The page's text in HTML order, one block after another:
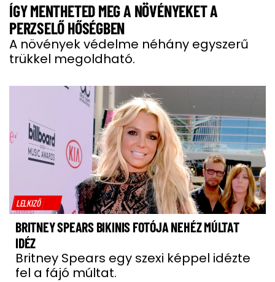
ÍGY MENTHETED MEG A NÖVÉNYEKET A
PERZSELŐ HŐSÉGBEN
A növények védelme néhány egyszerű
trükkel megoldható.
LELKIZŐ
BRITNEY SPEARS BIKINIS FOTÓJA NEHÉZ MÚLTAT
IDÉZ
Britney Spears egy szexi képpel idézte
fel a fájó múltat.